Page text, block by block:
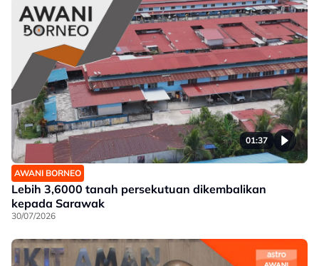
01:37
AWANI BORNEO
Lebih 3,6000 tanah persekutuan dikembalikan
kepada Sarawak
30/07/2026